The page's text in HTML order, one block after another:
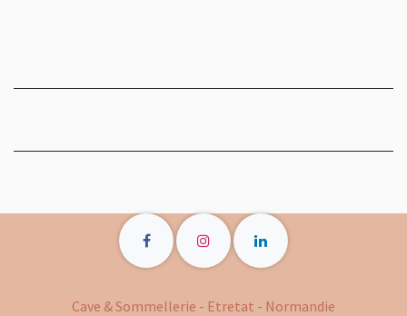
Cave & Sommellerie - Etretat - Normandie